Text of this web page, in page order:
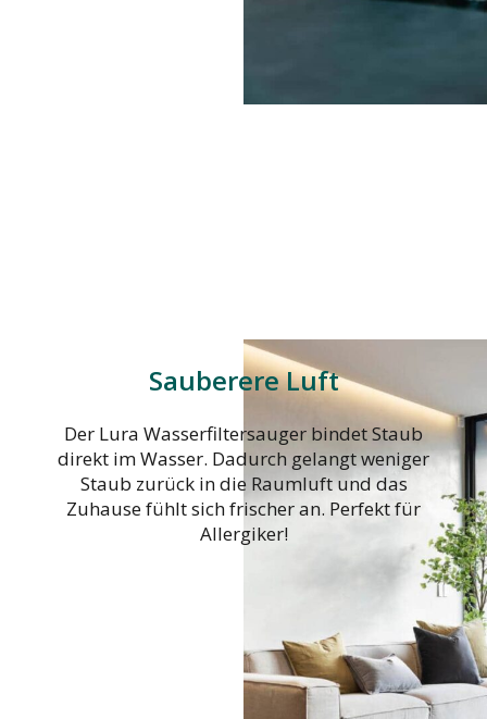
Sauberere Luft
Der Lura Wasserfiltersauger bindet Staub
direkt im Wasser. Dadurch gelangt weniger
Staub zurück in die Raumluft und das
Zuhause fühlt sich frischer an. Perfekt für
Allergiker!